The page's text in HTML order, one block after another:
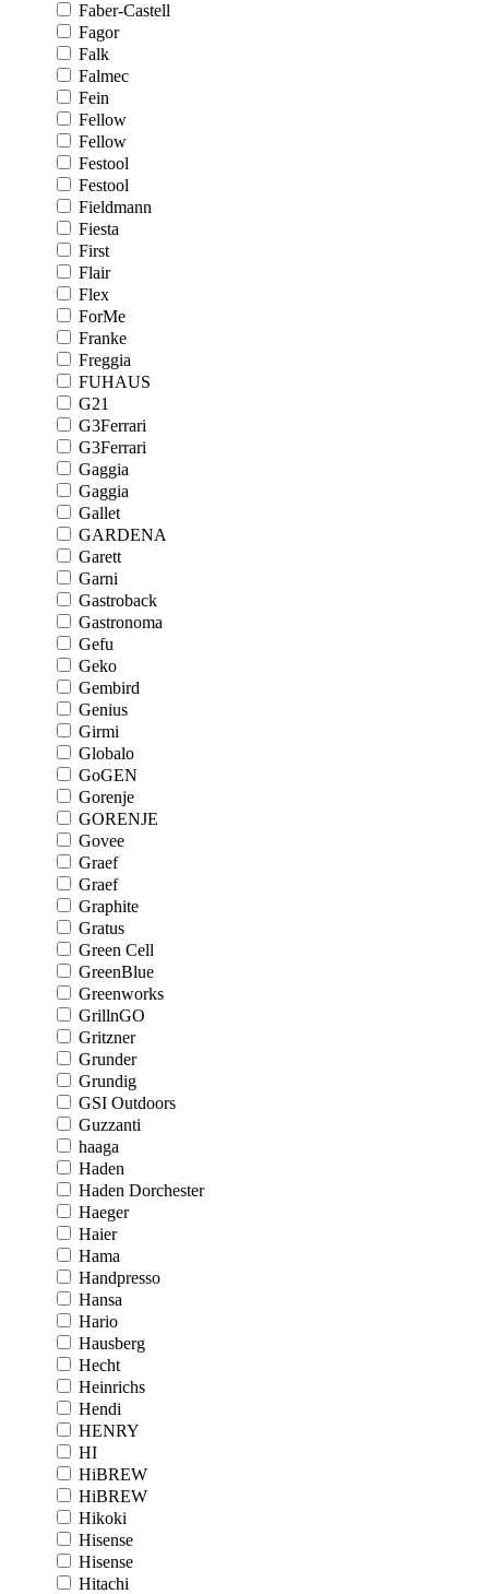
Faber-Castell
Fagor
Falk
Falmec
Fein
Fellow
Fellow
Festool
Festool
Fieldmann
Fiesta
First
Flair
Flex
ForMe
Franke
Freggia
FUHAUS
G21
G3Ferrari
G3Ferrari
Gaggia
Gaggia
Gallet
GARDENA
Garett
Garni
Gastroback
Gastronoma
Gefu
Geko
Gembird
Genius
Girmi
Globalo
GoGEN
Gorenje
GORENJE
Govee
Graef
Graef
Graphite
Gratus
Green Cell
GreenBlue
Greenworks
GrillnGO
Gritzner
Grunder
Grundig
GSI Outdoors
Guzzanti
haaga
Haden
Haden Dorchester
Haeger
Haier
Hama
Handpresso
Hansa
Hario
Hausberg
Hecht
Heinrichs
Hendi
HENRY
HI
HiBREW
HiBREW
Hikoki
Hisense
Hisense
Hitachi